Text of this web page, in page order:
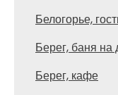
Белогорье,
Берег, баня на
Берег, кафе